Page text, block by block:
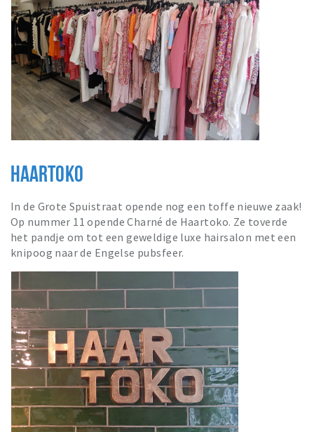
HAARTOKO
In de Grote Spuistraat opende nog een toffe nieuwe zaak!
Op nummer 11 opende Charné de Haartoko. Ze toverde
het pandje om tot een geweldige luxe hairsalon met een
knipoog naar de Engelse pubsfeer.